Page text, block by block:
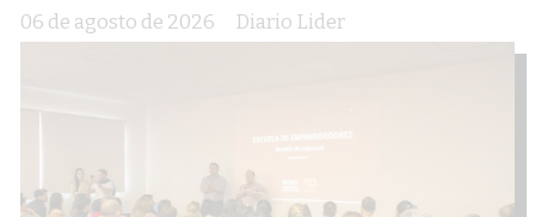
Diario Lider
06 de agosto de 2026